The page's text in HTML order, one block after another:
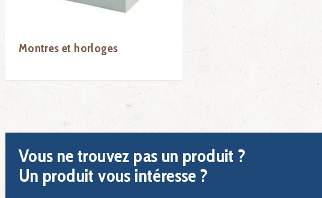
Montres et horloges
Vous ne trouvez pas un produit ?
Un produit vous intéresse ?